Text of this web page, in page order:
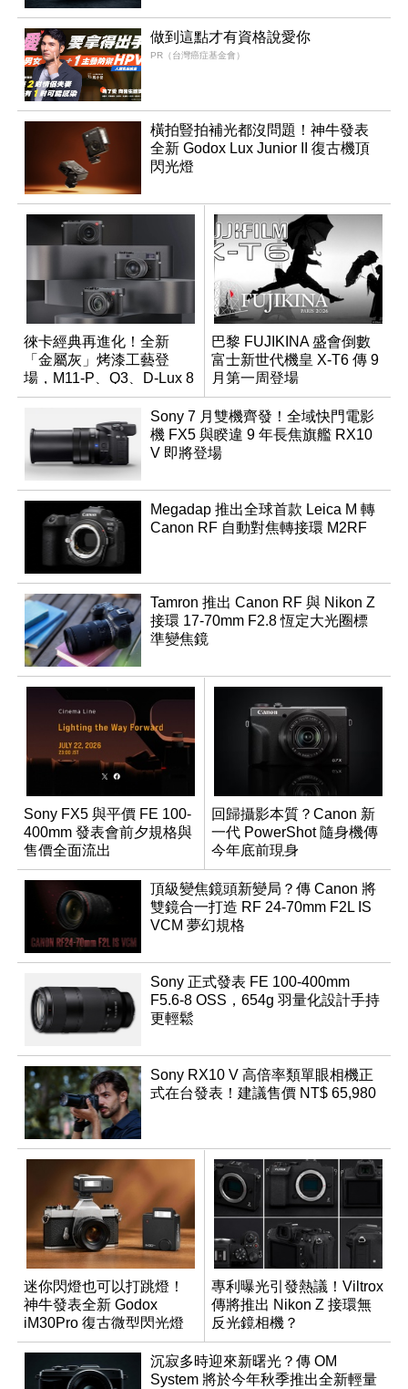
做到這點才有資格說愛你
PR（台灣癌症基金會）
橫拍豎拍補光都沒問題！神牛發表
全新 Godox Lux Junior II 復古機頂
閃光燈
徠卡經典再進化！全新
「金屬灰」烤漆工藝登
場，M11-P、Q3、D-Lux 8
領銜換裝
巴黎 FUJIKINA 盛會倒數
富士新世代機皇 X-T6 傳 9
月第一周登場
Sony 7 月雙機齊發！全域快門電影
機 FX5 與睽違 9 年長焦旗艦 RX10
V 即將登場
Megadap 推出全球首款 Leica M 轉
Canon RF 自動對焦轉接環 M2RF
Tamron 推出 Canon RF 與 Nikon Z
接環 17-70mm F2.8 恆定大光圈標
準變焦鏡
Sony FX5 與平價 FE 100-
400mm 發表會前夕規格與
售價全面流出
回歸攝影本質？Canon 新
一代 PowerShot 隨身機傳
今年底前現身
頂級變焦鏡頭新變局？傳 Canon 將
雙鏡合一打造 RF 24-70mm F2L IS
VCM 夢幻規格
Sony 正式發表 FE 100-400mm
F5.6-8 OSS，654g 羽量化設計手持
更輕鬆
Sony RX10 V 高倍率類單眼相機正
式在台發表！建議售價 NT$ 65,980
迷你閃燈也可以打跳燈！
神牛發表全新 Godox
iM30Pro 復古微型閃光燈
專利曝光引發熱議！Viltrox
傳將推出 Nikon Z 接環無
反光鏡相機？
沉寂多時迎來新曙光？傳 OM
System 將於今年秋季推出全新輕量